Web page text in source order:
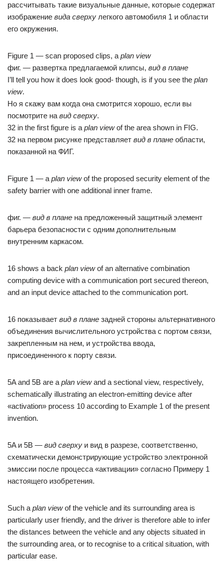
рассчитывать такие визуальные данные, которые содержат
изображение вида сверху легкого автомобиля 1 и области
его окружения.
Figure 1 — scan proposed clips, a plan view
фиг. — развертка предлагаемой клипсы, вид в плане
I’ll tell you how it does look good- though, is if you see the plan
view.
Но я скажу вам когда она смотрится хорошо, если вы
посмотрите на вид сверху.
32 in the first figure is a plan viewof the area shown in FIG.
32 на первом рисунке представляет вид в плане области,
показанной на ФИГ.
Figure 1 — a plan viewof the proposed security element of the
safety barrier with one additional inner frame.
фиг. — вид в плане на предложенный защитный элемент
барьера безопасности с одним дополнительным
внутренним каркасом.
16 shows a back plan viewof an alternative combination
computing device with a communication port secured thereon,
and an input device attached to the communication port.
16 показывает вид в плане задней стороны альтернативного
объединения вычислительного устройства с портом связи,
закрепленным на нем, и устройства ввода,
присоединенного к порту связи.
5A and 5B are a plan viewand a sectional view, respectively,
schematically illustrating an electron-emitting device after
«activation» process 10 according to Example 1 of the present
invention.
5A и 5B — вид сверху и вид в разрезе, соответственно,
схематически демонстрирующие устройство электронной
эмиссии после процесса «активации» согласно Примеру 1
настоящего изобретения.
Such a plan viewof the vehicle and its surrounding area is
particularly user friendly, and the driver is therefore able to infer
the distances between the vehicle and any objects situated in
the surrounding area, or to recognise to a critical situation, with
particular ease.